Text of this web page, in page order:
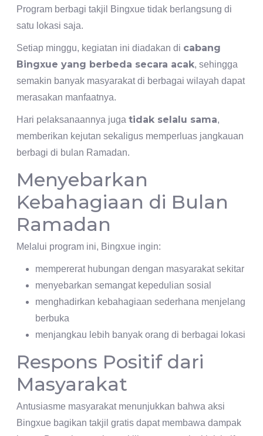
Program berbagi takjil Bingxue tidak berlangsung di
satu lokasi saja.
Setiap minggu, kegiatan ini diadakan di cabang
Bingxue yang berbeda secara acak, sehingga
semakin banyak masyarakat di berbagai wilayah dapat
merasakan manfaatnya.
Hari pelaksanaannya juga tidak selalu sama,
memberikan kejutan sekaligus memperluas jangkauan
berbagi di bulan Ramadan.
Menyebarkan
Kebahagiaan di Bulan
Ramadan
Melalui program ini, Bingxue ingin:
mempererat hubungan dengan masyarakat sekitar
menyebarkan semangat kepedulian sosial
menghadirkan kebahagiaan sederhana menjelang
berbuka
menjangkau lebih banyak orang di berbagai lokasi
Respons Positif dari
Masyarakat
Antusiasme masyarakat menunjukkan bahwa aksi
Bingxue bagikan takjil gratis dapat membawa dampak